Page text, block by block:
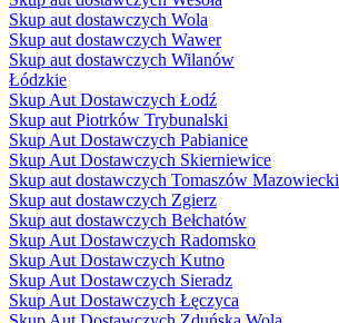
Skup aut dostawczych Wola
Skup aut dostawczych Wawer
Skup aut dostawczych Wilanów
Łódzkie
Skup Aut Dostawczych Łodź
Skup aut Piotrków Trybunalski
Skup Aut Dostawczych Pabianice
Skup Aut Dostawczych Skierniewice
Skup aut dostawczych Tomaszów Mazowiecki
Skup aut dostawczych Zgierz
Skup aut dostawczych Bełchatów
Skup Aut Dostawczych Radomsko
Skup Aut Dostawczych Kutno
Skup Aut Dostawczych Sieradz
Skup Aut Dostawczych Łęczyca